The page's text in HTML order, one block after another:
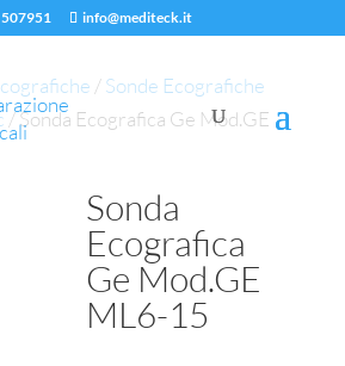
info@mediteck.it
/Sonde Ecografiche
/ Sonda Ecografica Ge Mod.GE
Sonda
Ecografica
Ge Mod.GE
ML6-15